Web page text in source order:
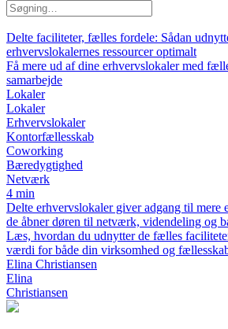
Delte faciliteter, fælles fordele: Sådan
erhvervslokalernes ressourcer optimalt
Få mere ud af dine erhvervslokaler med
samarbejde
Lokaler
Lokaler
Erhvervslokaler
Kontorfællesskab
Coworking
Bæredygtighed
Netværk
4 min
Delte erhvervslokaler giver adgang til mere
de åbner døren til netværk, videndeling og
Læs, hvordan du udnytter de fælles
værdi for både din virksomhed og
Elina Christiansen
Elina
Christiansen